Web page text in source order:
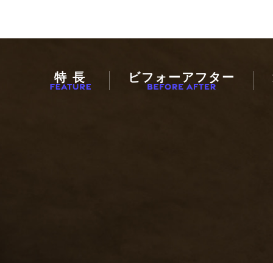
特 長 ビフォーアフター